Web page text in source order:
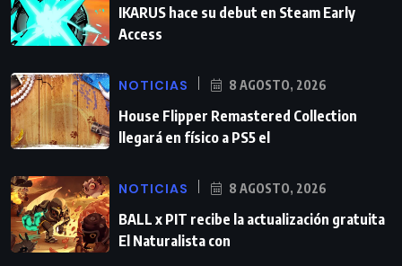
IKARUS hace su debut en Steam Early
Access
NOTICIAS 8 AGOSTO, 2026
House Flipper Remastered Collection
llegará en físico a PS5 el
NOTICIAS 8 AGOSTO, 2026
BALL x PIT recibe la actualización gratuita
El Naturalista con